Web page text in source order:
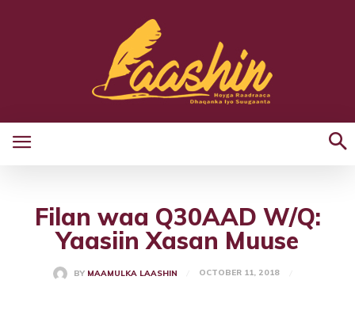
Filan waa Q30AAD W/Q:
Yaasiin Xasan Muuse
BY MAAMULKA LAASHIN OCTOBER 11, 2018